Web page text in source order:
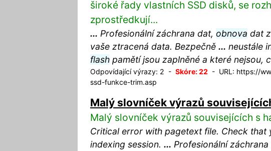
široké řady vlastních SSD disků, se
zprostředkují...
... Profesionální záchrana dat, obnova dat
vaše ztracená data. Bezpečně ... neustále
flashpamětí jsou zaplněné a které nejsou,
Odpovídající výrazy: 2 - Skóre: 22- URL: https://
ssd-funkce-trim.asp
Malý slovníček výrazů
Malý slovníček výrazů souvisejících s
Critical error with pagetext file. Check that
indexing session. ... Profesionální záchrana